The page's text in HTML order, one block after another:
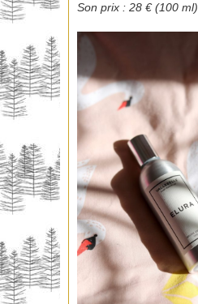
Son prix : 28 € (100 ml)